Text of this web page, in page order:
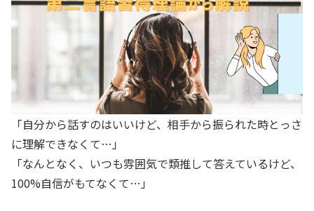
「自分から話すのはいいけど、相手から振られた時とっさ
に理解できなくて…」
「なんとなく、いつも雰囲気で類推して答えているけど、
100%自信がもてなくて…」